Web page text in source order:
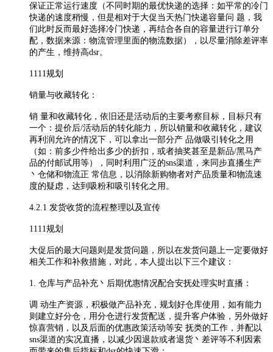
保证正常运行速度（不同时期的最优快递的选择：如平常的冷门
快递的速度稍慢，但是相对于大促当天热门快递容量问 题，我
们此时反而最好选择冷门快递，再结合各自的容量进行订单分
配，数据来源：物流管理里面的物流数据），以尽量消除差评率
的产生，维持高dsr。
1111规划
销量与收藏转化：
销 量和收藏转化，依旧还是活动后的主要考察目标，目标只有
一个：提价后/活动后的转化能力，所以销量和收藏转化，建议
再利润允许的情况下，可以拿出一部分产 品做吸引转化之用
（如：前多少件给出多少的折扣，或者抽奖甚至是新品/黑马产
品的付邮试用等），同时利用广泛的sns渠道，来同步直播生产
丶仓储和物流正 常信息，以消除新购物者对产品质量和物流速
度的疑虑，达到吸粉和吸引转化之用。
4.2.1 发货收货的流程整理以及宣传
1111规划
大促后的最大问题则是发货问题，所以在发货问题上一定要做好
相关工作和补救措施，对此，本人提出以下三个建议：
1. 仓库与产品补充丶后期优惠情况配合安抚处理实时直播：
调 动生产资源，积极做产品补充，规划好仓库使用，如有能力
则建立好分仓，用分仓进行发货配送，提升客户体验，另外做好
惊喜营销，以及后面的优惠政策活动等安 抚类的工作，并配以
sns渠道的实况直播，以减少因退款或者退货丶差评等不利因素